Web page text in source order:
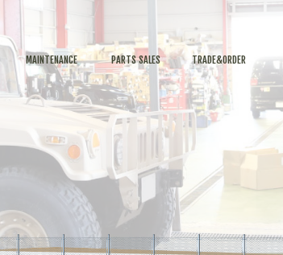
MAINTENANCE PARTS SALES TRADE&ORDER